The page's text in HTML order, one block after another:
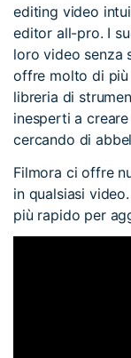
editing video
editor all-pro. I
loro video senza
offre molto di più
libreria di
inesperti a
cercando di
Filmora ci offre
in qualsiasi
più rapido per